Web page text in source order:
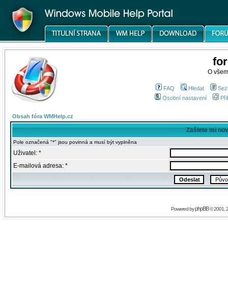
O
FAQ Hledat
Osobní nastavení
Obsah fóra WMHelp.cz
Zašlete mi
Pole označená "*" jsou povinná a musí být vyplněna
Uživatel: *
E-mailová adresa: *
Powered byphpBB© 2001,